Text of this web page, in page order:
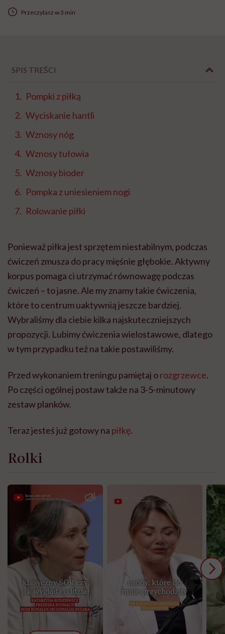
Przeczytasz w 3 min
SPIS TREŚCI
Pompki z piłką
Wyciskanie hantli
Wznosy nóg
Wznosy tułowia
Wznosy bioder
Pompka z uniesieniem nogi
Rolowanie piłki
Ponieważ piłka jest sprzętem niestabilnym, podczas
ćwiczeń zmusza do pracy mięśnie głębokie. Aktywny
korpus pomaga ci utrzymać równowagę podczas
ćwiczeń – to jasne. Ale my znamy takie ćwiczenia,
które to centrum uaktywnią jeszcze bardziej.
Wybraliśmy dla ciebie kilka najskuteczniejszych
propozycji. Lubimy ćwiczenia wielostawowe, dlatego
w tym przypadku też na takie postawiliśmy.
Przed wykonaniem treningu pamiętaj orozgrzewce.
Po części ogólnej postaw także na 3-5-minutowy
zestaw planków.
Teraz jesteś już gotowy na piłkę.
Rolki